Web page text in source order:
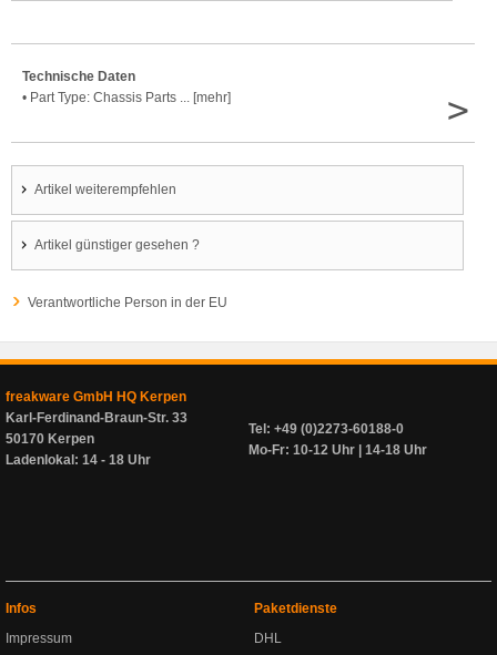
Technische Daten
• Part Type: Chassis Parts ... [mehr]
>
Artikel weiterempfehlen
Artikel günstiger gesehen ?
Verantwortliche Person in der EU
freakware GmbH HQ Kerpen
Karl-Ferdinand-Braun-Str. 33
50170 Kerpen
Ladenlokal: 14 - 18 Uhr
Tel: +49 (0)2273-60188-0
Mo-Fr: 10-12 Uhr | 14-18 Uhr
Infos
Impressum
Paketdienste
DHL